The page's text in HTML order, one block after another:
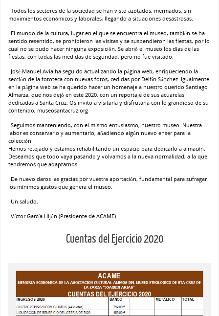
Todos los sectores de la sociedad se han visto azotados, mermados, sin
movimientos económicos y laborales, llegando a situaciones desastrosas.
El mundo de la cultura, lugar en el que se encuentra el museo, también se ha
sentido resentido, se prohibieron las visitas y se suspendieron las fiestas, por lo
cual no se pudo hacer ninguna exposición. Se abrió el museo los días de las
fiestas, con todas las medidas de seguridad, pero no fue visitado.
José Manuel Avia ha seguido actualizando la página web, enriqueciendo la
sección de la fototeca con nuevas fotos, cedidas por Delfín Sánchez. Igualmente
en la página web se ha querido hacer un homenaje a nuestro querido Santiago
Almarza, que nos dejó en este 2020, con un reportaje de sus acuarelas
dedicadas a Santa Cruz. Os invito a visitarla y disfrutarla con lo grandioso de su
contenido, museosantacruz.org
Seguimos manteniendo, con el mismo entusiasmo, nuestro museo. Nuestra
labor es conservarlo y aumentarlo, añadiendo algún nuevo enser para la
colección.
Hemos retejado y estamos rehabilitando un espacio para dedicarlo a almacén.
Deseamos que todo vaya pasando y volvamos a la nueva normalidad, a la que
tendremos que adaptarnos.
De nuevo daros las gracias por vuestra aportación, fundamental para sufragar
los mínimos gastos que genera el museo.
Un saludo.
Víctor García Hijón (Presidente de ACAME)
Cuentas del Ejercicio 2020